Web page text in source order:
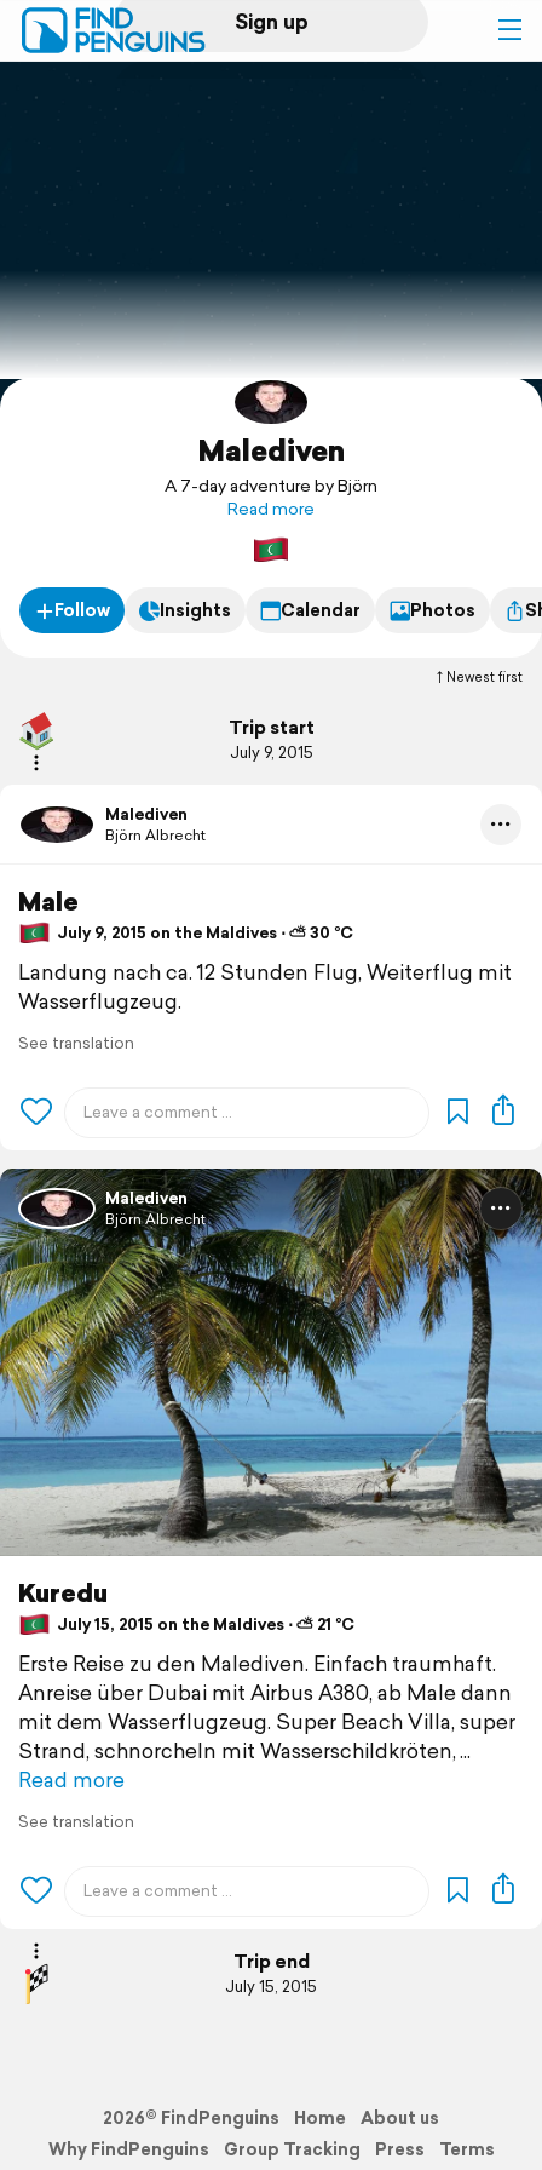
Sign up
Log in
Print a book
Flyover video
Explore
Malediven
A 7-day adventure by Björn
Read more
Follow Insights Calendar Photos
Newest first
Trip start
July 9, 2015
Malediven
Björn Albrecht
Male
July 9, 2015 on the Maldives ⋅ ⛅ 30 °C
Landung nach ca. 12 Stunden Flug, Weiterflug mit
Wasserflugzeug.
See translation
Malediven
Björn Albrecht
Kuredu
July 15, 2015 on the Maldives ⋅ ⛅ 21 °C
Erste Reise zu den Malediven. Einfach traumhaft.
Anreise über Dubai mit Airbus A380, ab Male dann
mit dem Wasserflugzeug. Super Beach Villa, super
Strand, schnorcheln mit Wasserschildkröten,
Read more
See translation
Trip end
July 15, 2015
2026© FindPenguins Home
About us
Why FindPenguins
Group Tracking Press
Terms